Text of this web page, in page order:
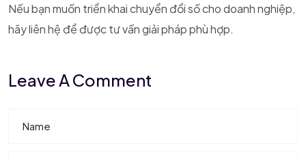
Nếu bạn muốn triển khai chuyển đổi số cho doanh nghiệp,
hãy liên hệ để được tư vấn giải pháp phù hợp.
Leave A Comment